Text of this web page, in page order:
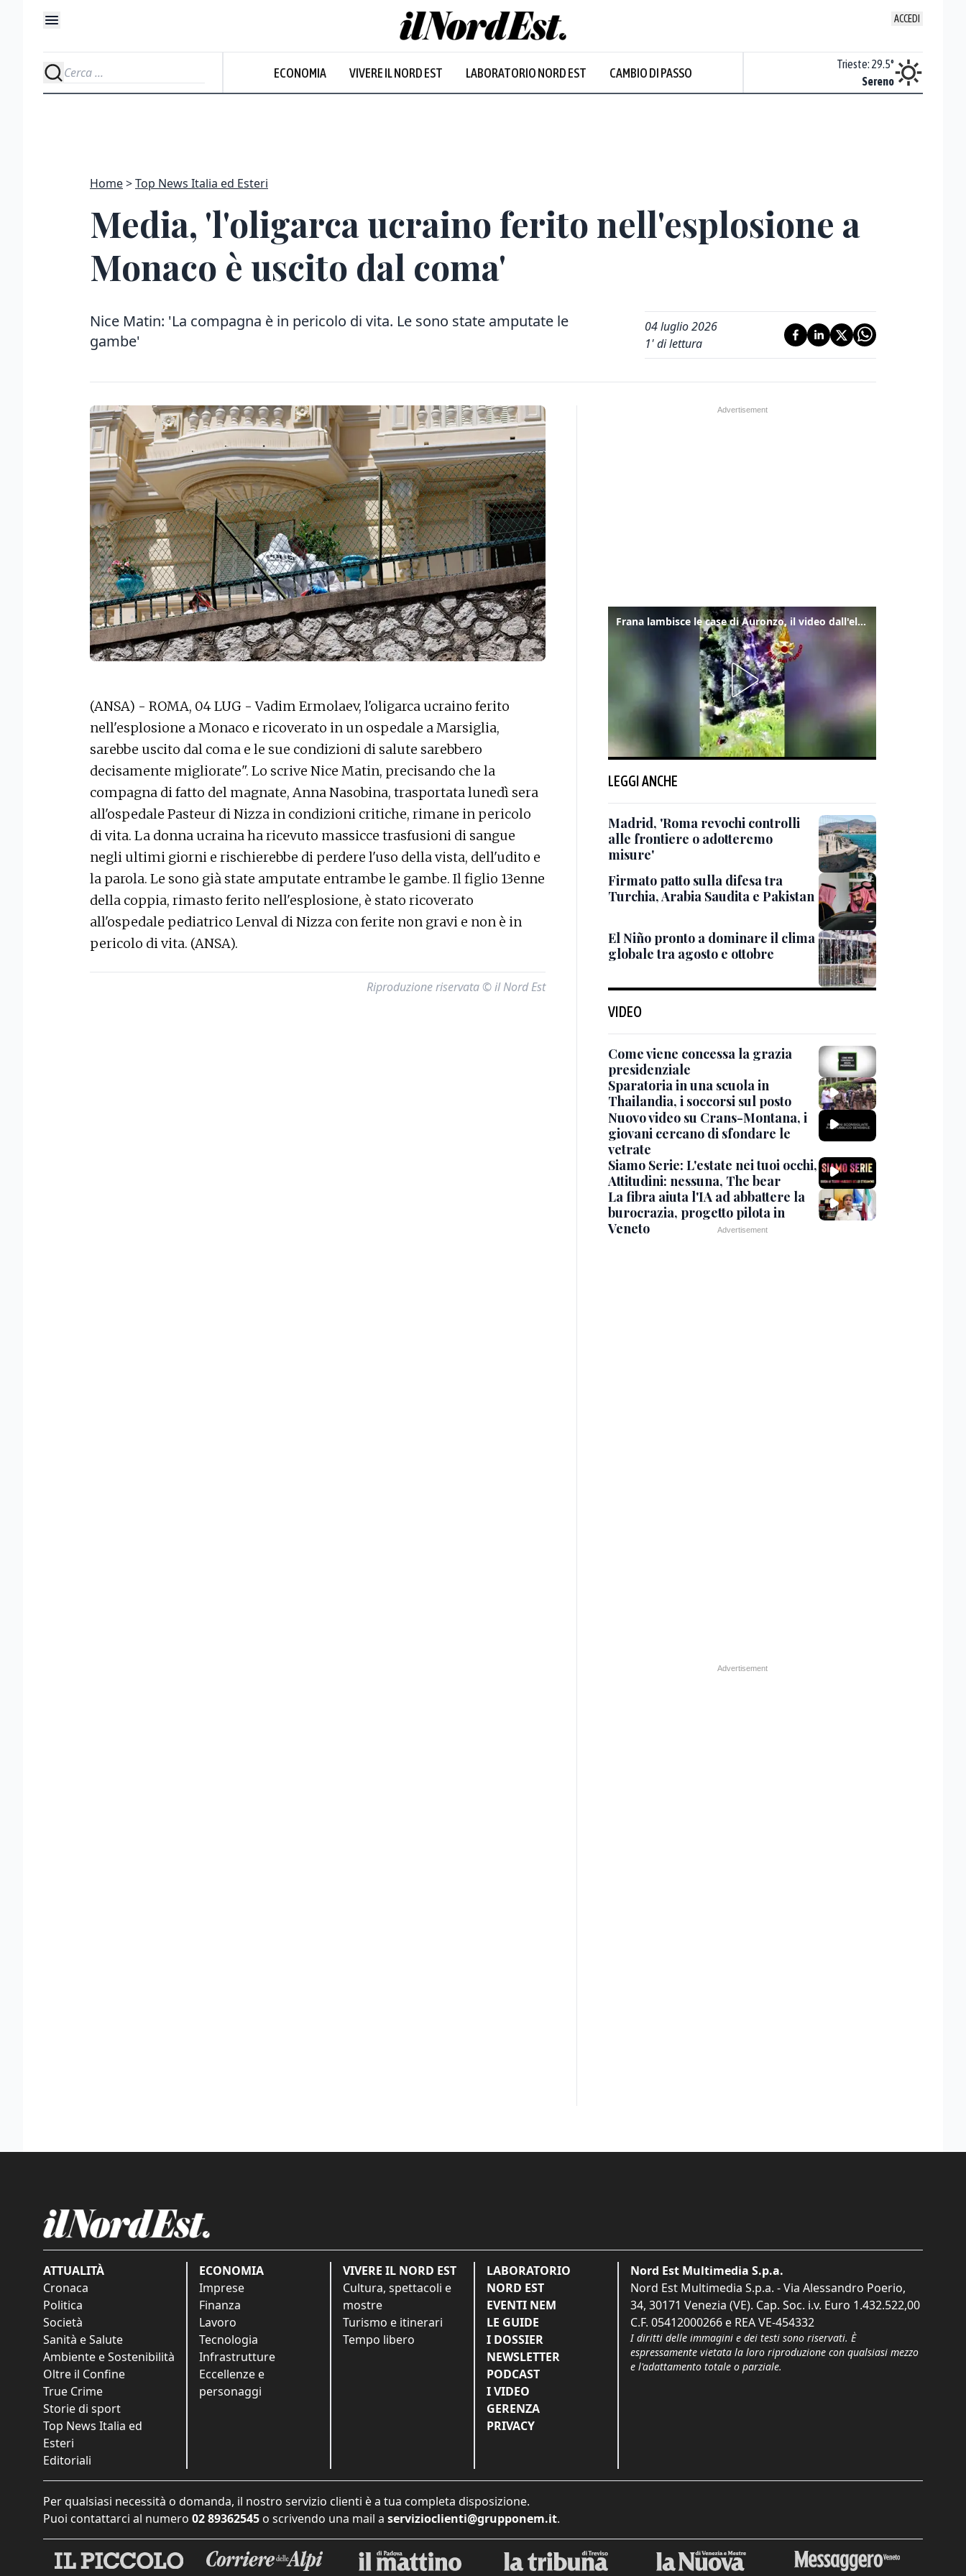
ACCEDI
ECONOMIA VIVERE IL NORD EST LABORATORIO NORD EST CAMBIO DI PASSO
Prevalentemente soleggiato
Prevalentemente soleggiato
Trieste: 29.5°
Sereno
Home Top News Italia ed Esteri
Media, 'l'oligarca ucraino ferito nell'esplosione a
Monaco è uscito dal coma'
Nice Matin: 'La compagna è in pericolo di vita. Le sono state amputate le
gambe'
04 luglio 2026
1' di lettura
(ANSA) - ROMA, 04 LUG - Vadim Ermolaev, l'oligarca ucraino ferito
nell'esplosione a Monaco e ricoverato in un ospedale a Marsiglia,
sarebbe uscito dal coma e le sue condizioni di salute sarebbero
decisamente migliorate". Lo scrive Nice Matin, precisando che la
compagna di fatto del magnate, Anna Nasobina, trasportata lunedì sera
all'ospedale Pasteur di Nizza in condizioni critiche, rimane in pericolo
di vita. La donna ucraina ha ricevuto massicce trasfusioni di sangue
negli ultimi giorni e rischierebbe di perdere l'uso della vista, dell'udito e
la parola. Le sono già state amputate entrambe le gambe. Il figlio 13enne
della coppia, rimasto ferito nell'esplosione, è stato ricoverato
all'ospedale pediatrico Lenval di Nizza con ferite non gravi e non è in
pericolo di vita. (ANSA).
Riproduzione riservata © il Nord Est
Frana lambisce le case di Auronzo, il video dall'elicottero dei vigili del fuoco
LEGGI ANCHE
Madrid, 'Roma revochi controlli
alle frontiere o adotteremo
misure'
Firmato patto sulla difesa tra
Turchia, Arabia Saudita e Pakistan
El Niño pronto a dominare il clima
globale tra agosto e ottobre
VIDEO
Come viene concessa la grazia
presidenziale
Sparatoria in una scuola in
Thailandia, i soccorsi sul posto
Nuovo video su Crans-Montana, i
giovani cercano di sfondare le
vetrate
Siamo Serie: L'estate nei tuoi occhi,
Attitudini: nessuna, The bear
La fibra aiuta l'IA ad abbattere la
burocrazia, progetto pilota in
Veneto
ATTUALITÀ
Cronaca
Politica
Società
Sanità e Salute
Ambiente e Sostenibilità
Oltre il Confine
True Crime
Storie di sport
Top News Italia ed
Esteri
Editoriali
ECONOMIA
Imprese
Finanza
Lavoro
Tecnologia
Infrastrutture
Eccellenze e
personaggi
VIVERE IL NORD EST
Cultura, spettacoli e
mostre
Turismo e itinerari
Tempo libero
LABORATORIO
NORD EST
EVENTI NEM
LE GUIDE
I DOSSIER
NEWSLETTER
PODCAST
I VIDEO
GERENZA
PRIVACY
Nord Est Multimedia S.p.a.
Nord Est Multimedia S.p.a. - Via Alessandro Poerio,
34, 30171 Venezia (VE). Cap. Soc. i.v. Euro 1.432.522,00
C.F. 05412000266 e REA VE-454332
I diritti delle immagini e dei testi sono riservati. È
espressamente vietata la loro riproduzione con qualsiasi mezzo
e l'adattamento totale o parziale.
Per qualsiasi necessità o domanda, il nostro servizio clienti è a tua completa disposizione.
Puoi contattarci al numero 02 89362545 o scrivendo una mail a servizioclienti@grupponem.it.